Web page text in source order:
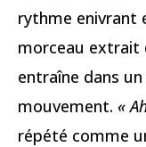
rythme enivrant
morceau extrait
entraîne dans
mouvement. «
répété comme